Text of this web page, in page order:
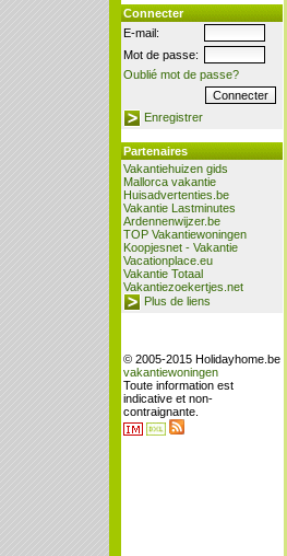
Connecter
E-mail:
Mot de passe:
Oublié mot de passe?
Enregistrer
Partenaires
Vakantiehuizen gids
Mallorca vakantie
Huisadvertenties.be
Vakantie Lastminutes
Ardennenwijzer.be
TOP Vakantiewoningen
Koopjesnet - Vakantie
Vacationplace.eu
Vakantie Totaal
Vakantiezoekertjes.net
Plus de liens
© 2005-2015 Holidayhome.be
vakantiewoningen
Toute information est
indicative et non-
contraignante.